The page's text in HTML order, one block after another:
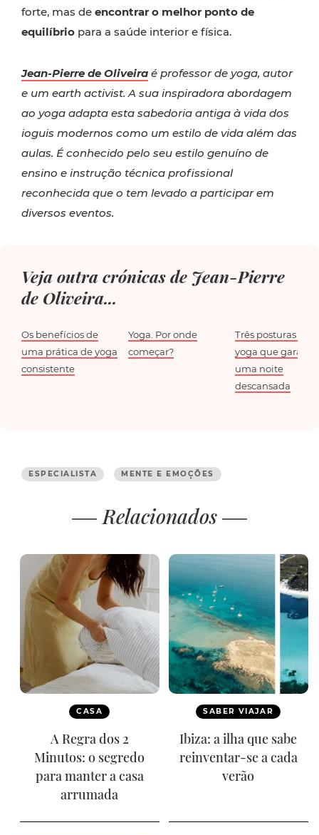
forte, mas de encontrar o melhor ponto de
equilíbrio para a saúde interior e física.
Jean-Pierre de Oliveira é professor de yoga, autor
e um earth activist. A sua inspiradora abordagem
ao yoga adapta esta sabedoria antiga à vida dos
ioguis modernos como um estilo de vida além das
aulas. É conhecido pelo seu estilo genuíno de
ensino e instrução técnica profissional
reconhecida que o tem levado a participar em
diversos eventos.
Veja outra crónicas de Jean-Pierre
de Oliveira...
Os benefícios de
uma prática de yoga
consistente
Yoga. Por onde
começar?
Três posturas de
yoga que
uma noite
descansada
ESPECIALISTA MENTE E EMOÇÕES
Relacionados
CASA
A Regra dos 2
Minutos: o segredo
para manter a casa
arrumada
SABER VIAJAR
Ibiza: a ilha que sabe
reinventar-se a cada
verão